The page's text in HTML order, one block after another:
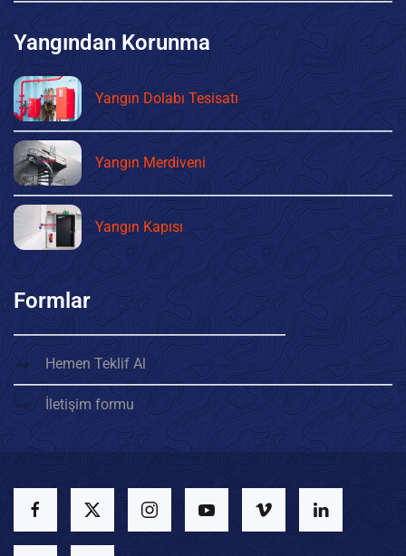
Yangından Korunma
Yangın Dolabı Tesisatı
Yangın Merdiveni
Yangın Kapısı
Formlar
Hemen Teklif Al
İletişim formu